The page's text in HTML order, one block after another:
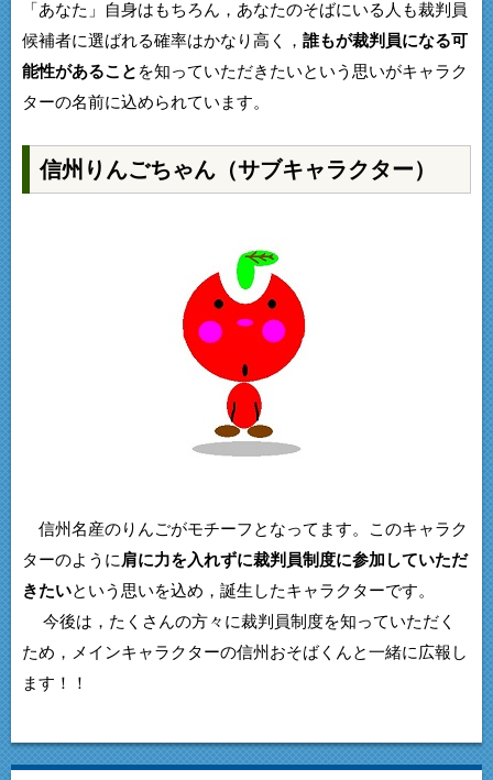
「あなた」自身はもちろん，あなたのそばにいる人も裁判員
候補者に選ばれる確率はかなり高く， 誰もが裁判員になる可
能性があること を知っていただきたいという思いがキャラク
ターの名前に込められています。
信州りんごちゃん（サブキャラクター）
信州名産のりんごがモチーフとなってます。このキャラク
ターのように 肩に力を入れずに裁判員制度に参加していただ
きたいという思いを込め，誕生したキャラクターです。
今後は，たくさんの方々に裁判員制度を知っていただく
ため，メインキャラクターの信州おそばくんと一緒に広報し
ます！！